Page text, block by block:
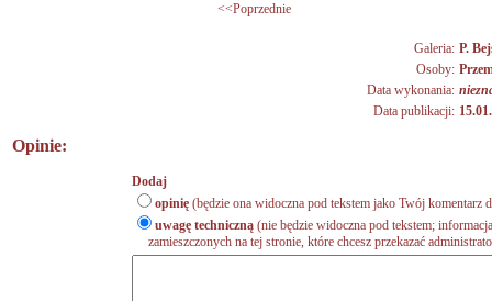
<<Poprzednie
Galeria: P.
Osoby:
Data wykonania:
Data publikacji:
Opinie:
Dodaj
opinię (będzie ona widoczna pod tekstem jako Twój komentarz
uwagę techniczną (nie będzie widoczna pod tekstem;
zamieszczonych na tej stronie, które chcesz przekazać